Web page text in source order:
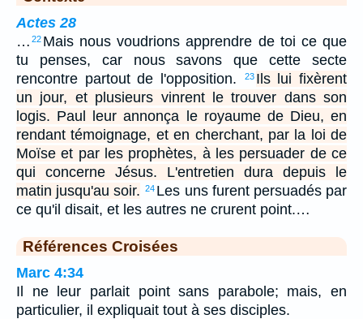
Actes 28
… 22 Mais nous voudrions apprendre de toi ce que
tu penses, car nous savons que cette secte
rencontre partout de l'opposition.
23 Ils lui fixèrent
un jour, et plusieurs vinrent le trouver dans son
logis. Paul leur annonça le royaume de Dieu, en
rendant témoignage, et en cherchant, par la loi de
Moïse et par les prophètes, à les persuader de ce
qui concerne Jésus. L'entretien dura depuis le
matin jusqu'au soir.
24 Les uns furent persuadés par
ce qu'il disait, et les autres ne crurent point.…
Références Croisées
Marc 4:34
Il ne leur parlait point sans parabole; mais, en
particulier, il expliquait tout à ses disciples.